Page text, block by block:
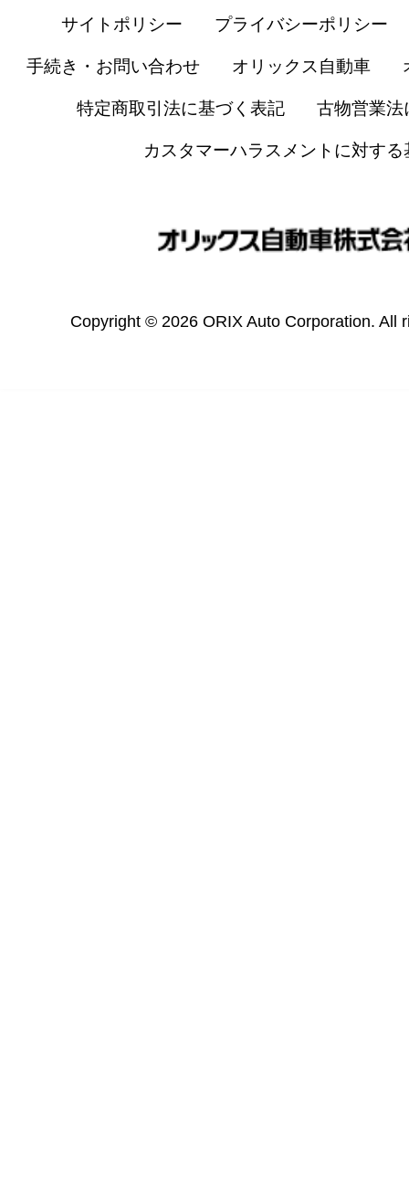
サイトポリシー プライバシーポリシー
手続き・お問い合わせ オリックス自動車
特定商取引法に基づく表記 古物営業法
カスタマーハラスメントに対する
Copyright © 2026 ORIX Auto Corporation. All